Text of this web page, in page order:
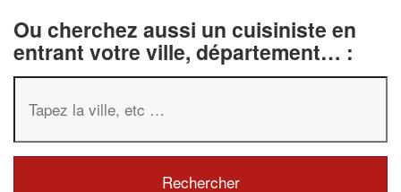
Ou cherchez aussi un cuisiniste en
entrant votre ville, département… :